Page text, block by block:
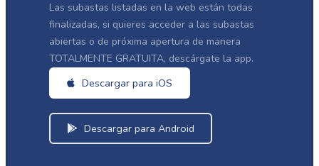
Las subastas listadas en la web están todas
finalizadas, si quieres acceder a las subastas
abiertas o de próxima apertura de manera
TOTALMENTE GRATUITA, descárgate la app.
Descargar para iOS
Descargar para Android